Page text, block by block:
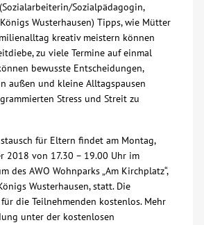
Sozialpädagogin,
Wusterhausen) Tipps, wie Mütter
kreativ meistern können
zu viele Termine auf einmal
bewusste Entscheidungen,
außen und kleine Alltagspausen
Stress und Streit zu
für Eltern findet am Montag,
2018 von 17.30 – 19.00 Uhr im
des AWO Wohnparks „Am Kirchplatz“,
Wusterhausen, statt. Die
die Teilnehmenden kostenlos. Mehr
unter der kostenlosen